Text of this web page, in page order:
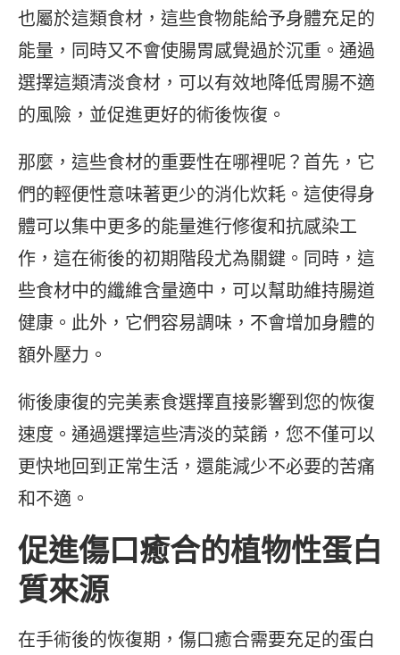
也屬於這類食材，這些食物能給予身體充足的
能量，同時又不會使腸胃感覺過於沉重。通過
選擇這類清淡食材，可以有效地降低胃腸不適
的風險，並促進更好的術後恢復。
那麼，這些食材的重要性在哪裡呢？首先，它
們的輕便性意味著更少的消化炊耗。這使得身
體可以集中更多的能量進行修復和抗感染工
作，這在術後的初期階段尤為關鍵。同時，這
些食材中的纖維含量適中，可以幫助維持腸道
健康。此外，它們容易調味，不會增加身體的
額外壓力。
術後康復的完美素食選擇直接影響到您的恢復
速度。通過選擇這些清淡的菜餚，您不僅可以
更快地回到正常生活，還能減少不必要的苦痛
和不適。
促進傷口癒合的植物性蛋白
質來源
在手術後的恢復期，傷口癒合需要充足的蛋白